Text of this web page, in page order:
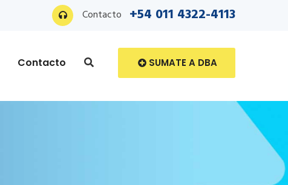
Contacto +54 011 4322-4113
Contacto SUMATE A DBA